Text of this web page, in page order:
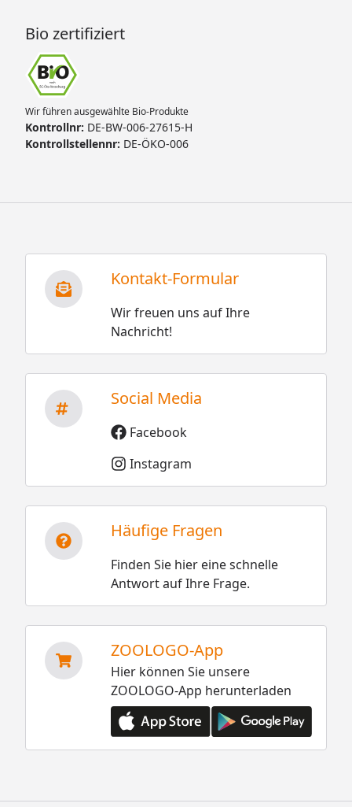
Bio zertifiziert
Wir führen ausgewählte Bio-Produkte
Kontrollnr: DE-BW-006-27615-H
Kontrollstellennr: DE-ÖKO-006
Kontakt-Formular
Wir freuen uns auf Ihre
Nachricht!
Social Media
Facebook
Instagram
Häufige Fragen
Finden Sie hier eine schnelle
Antwort auf Ihre Frage.
ZOOLOGO-App
Hier können Sie unsere
ZOOLOGO-App herunterladen